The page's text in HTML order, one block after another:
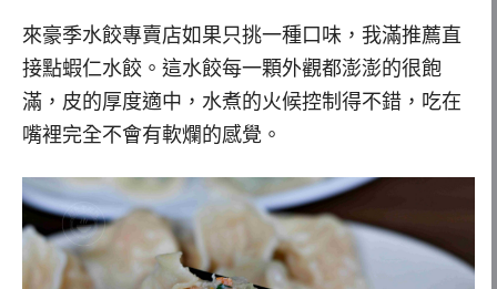
來豪季水餃專賣店如果只挑一種口味，我滿推薦直
接點蝦仁水餃。這水餃每一顆外觀都澎澎的很飽
滿，皮的厚度適中，水煮的火候控制得不錯，吃在
嘴裡完全不會有軟爛的感覺。